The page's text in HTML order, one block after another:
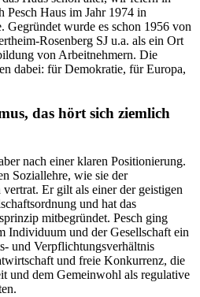
Pesch Haus im Jahr 1974 in
wurde es schon 1956 von
Rosenberg SJ u.a. als ein Ort
von Arbeitnehmern. Die
dabei: für Demokratie, für Europa,
das hört sich ziemlich
nach einer klaren Positionierung.
Soziallehre, wie sie der
Er gilt als einer der geistigen
und hat das
mitbegründet. Pesch ging
Individuum und der Gesellschaft ein
und Verpflichtungsverhältnis
und freie Konkurrenz, die
und dem Gemeinwohl als regulative